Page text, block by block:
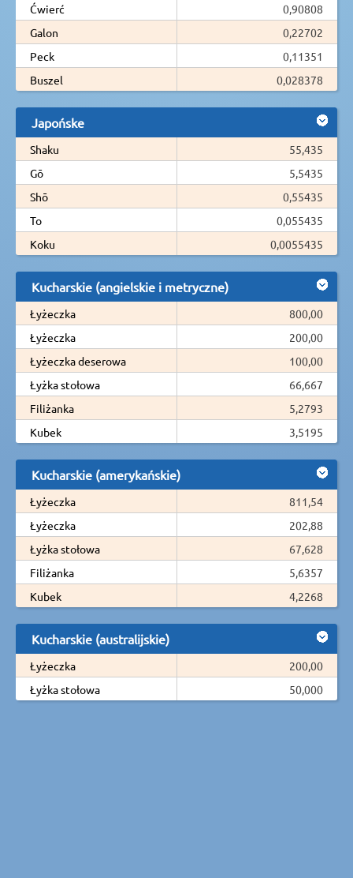
Ćwierć
0,90808
Galon
0,22702
Peck
0,11351
Buszel
0,028378
Japońske
Shaku
55,435
Gō
5,5435
Shō
0,55435
To
0,055435
Koku
0,0055435
Kucharskie (angielskie i metryczne)
Łyżeczka
800,00
Łyżeczka
200,00
Łyżeczka deserowa
100,00
Łyżka stołowa
66,667
Filiżanka
5,2793
Kubek
3,5195
Kucharskie (amerykańskie)
Łyżeczka
811,54
Łyżeczka
202,88
Łyżka stołowa
67,628
Filiżanka
5,6357
Kubek
4,2268
Kucharskie (australijskie)
Łyżeczka
200,00
Łyżka stołowa
50,000